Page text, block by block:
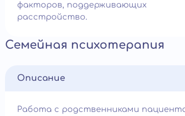
факторов, поддерживающих
расстройство.
Семейная психотерапия
Описание
Работа с родственниками